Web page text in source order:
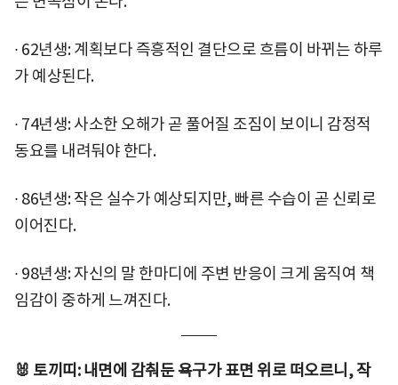
∙ 62년생: 계획보다 즉흥적인 결단으로 흐름이 바뀌는 하루
가 예상된다.
∙ 74년생: 사소한 오해가 곧 풀어질 조짐이 보이니 감정적
동요를 내려둬야 한다.
∙ 86년생: 작은 실수가 예상되지만, 빠른 수습이 곧 신뢰로
이어진다.
∙ 98년생: 자신의 말 한마디에 주변 반응이 크게 움직여 책
임감이 중하게 느껴진다.
🐰 토끼띠: 내면에 감춰둔 욕구가 표면 위로 떠오르니, 작